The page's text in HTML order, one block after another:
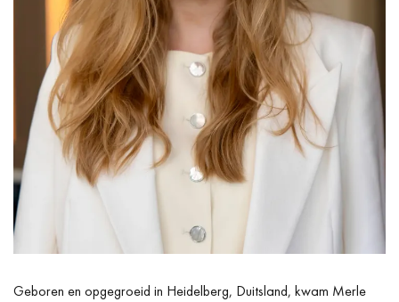
Geboren en opgegroeid in Heidelberg, Duitsland, kwam Merle